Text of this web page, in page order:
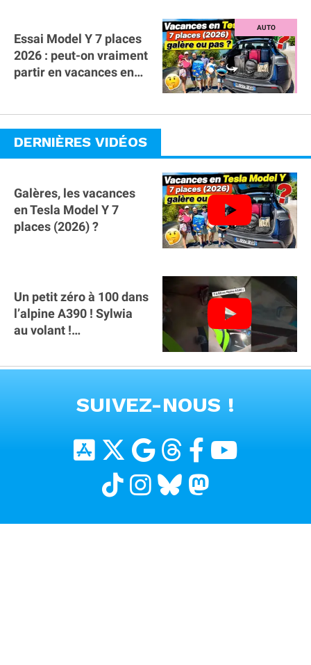
Essai Model Y 7 places
2026 : peut-on vraiment
partir en vacances en
DERNIÈRES VIDÉOS
Galères, les vacances
en Tesla Model Y 7
places (2026) ?
Un petit zéro à 100 dans
l’alpine A390 ￼! Sylwia
au volant !
#alpine #a390
SUIVEZ-NOUS !